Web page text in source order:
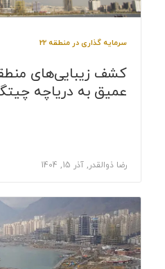
سرمایه گذاری در منطقه 22
عمیق به دریاچه چیتگر
رضا ذوالقدر, آذر 15, 1404